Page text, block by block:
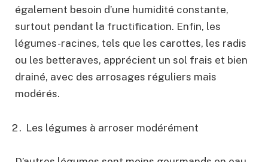
également besoin d’une humidité constante,
surtout pendant la fructification. Enfin, les
légumes-racines, tels que les carottes, les radis
ou les betteraves, apprécient un sol frais et bien
drainé, avec des arrosages réguliers mais
modérés.
Les légumes à arroser modérément